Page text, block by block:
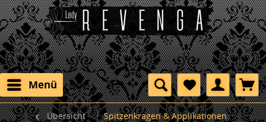
Menü
Übersicht Spitzenkragen & Applikationen